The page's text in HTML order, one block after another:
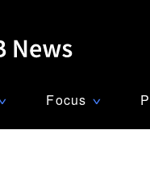
Focus ∨